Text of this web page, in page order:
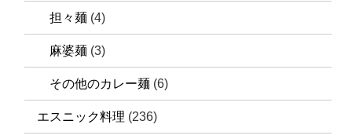
担々麺 (4)
麻婆麺 (3)
その他のカレー麺 (6)
エスニック料理 (236)